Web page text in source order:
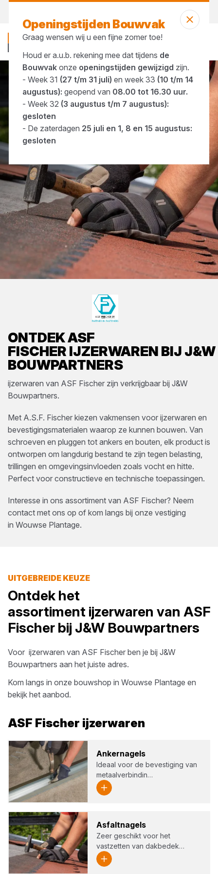
ONTDEKASF
FISCHER IJZERWAREN BIJ J&W
BOUWPARTNERS
ijzerwaren van ASF Fischer zijn verkrijgbaar bij J&W
Bouwpartners.
Met A.S.F. Fischer kiezen vakmensen voor ijzerwaren en
bevestigingsmaterialen waarop ze kunnen bouwen. Van
schroeven en pluggen tot ankers en bouten, elk product is
ontworpen om langdurig bestand te zijn tegen belasting,
trillingen en omgevingsinvloeden zoals vocht en hitte.
Perfect voor constructieve en technische toepassingen.
Interesse in ons assortiment van ASF Fischer? Neem
contact met ons op of kom langs bij onze vestiging
in Wouwse Plantage.
Merken ASF Fischer
UITGEBREIDE KEUZE
Ontdek het
assortiment ijzerwaren van ASF
Fischer bij J&W Bouwpartners
Voor ijzerwaren van ASF Fischer ben je bij J&W
Bouwpartners aan het juiste adres.
Kom langs in onze bouwshop in Wouwse Plantage en
bekijk het aanbod.
ASF Fischer ijzerwaren
Ankern­a­gels
Ideaal voor de bevestiging van
metaalverbindin…
Asfalt­na­gels
Zeer geschikt voor het
vastzetten van dakbedek…
Openingstijden Bouwvak
Graag wensen wij u een fijne zomer toe!
Houd er a.u.b. rekening mee dat tijdens de
Bouwvakonze openingstijden gewijzigd zijn.
- Week 31 (27 t/m 31 juli) en week 33 (10 t/m 14
augustus): geopend van 08.00 tot 16.30 uur.
- Week 32 (3 augustus t/m 7 augustus):
gesloten
- De zaterdagen 25 juli en 1, 8 en 15 augustus:
gesloten